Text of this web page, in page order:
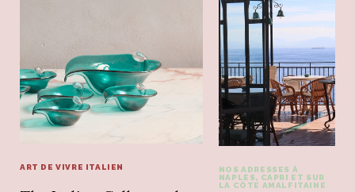
ART DE VIVRE ITALIEN
NOS ADRESSES À
NAPLES, CAPRI ET SUR
LA CÔTE AMALFITAINE